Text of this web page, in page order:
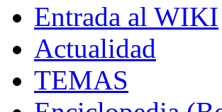
Entrada al WIKI
Actualidad
TEMAS